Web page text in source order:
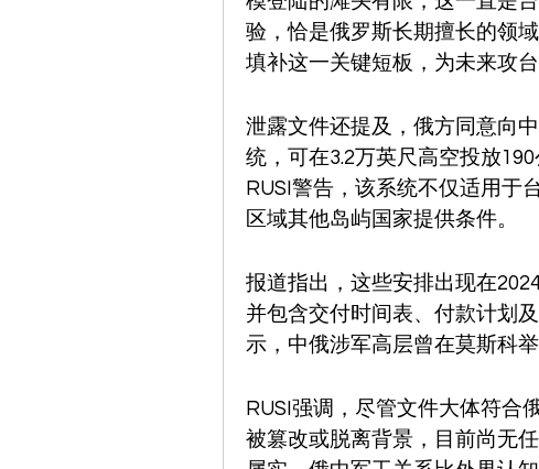
验，恰是俄罗斯长期擅长的领
填补这一关键短板，为未来攻
泄露文件还提及，俄方同意向
统，可在3.2万英尺高空投放
RUSI警告，该系统不仅适用于
区域其他岛屿国家提供条件。
报道指出，这些安排出现在
并包含交付时间表、付款计划
示，中俄涉军高层曾在莫斯科
RUSI强调，尽管文件大体符合
被篡改或脱离背景，目前尚无